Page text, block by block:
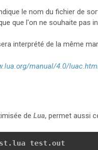
le nom du fichier de
que l'on ne souhaite pas
interprété de la même
manual/4.0/
de Lua, permet aussi
test.out